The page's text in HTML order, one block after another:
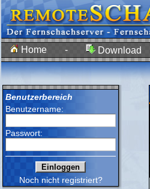
Home - Download
Benutzerbereich
Benutzername:
Passwort:
Noch nicht registriert?